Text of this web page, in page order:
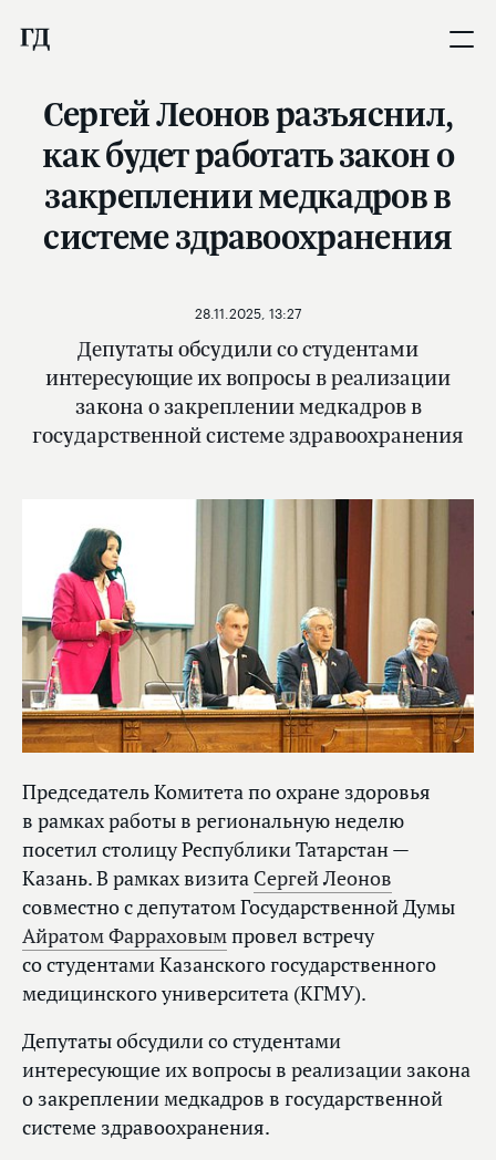
Сергей Леонов разъяснил,
как будет работать закон о
закреплении медкадров в
системе здравоохранения
Депутаты обсудили со студентами
интересующие их вопросы в реализации
закона о закреплении медкадров в
государственной системе здравоохранения
28.11.2025, 13:27
Председатель Комитета по охране здоровья
в рамках работы в региональную неделю
посетил столицу Республики Татарстан —
Казань. В рамках визита Сергей Леонов
совместно с депутатом Государственной Думы
Айратом Фарраховымпровел встречу
со студентами Казанского государственного
медицинского университета (КГМУ).
Депутаты обсудили со студентами
интересующие их вопросы в реализации закона
о закреплении медкадров в государственной
системе здравоохранения.